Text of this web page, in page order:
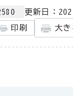
更新日：
印刷 大き